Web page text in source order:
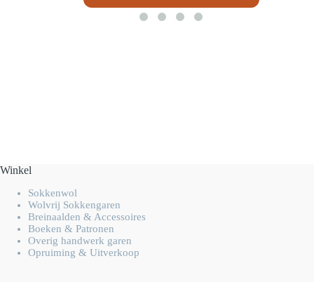
Winkel
Sokkenwol
Wolvrij Sokkengaren
Breinaalden & Accessoires
Boeken & Patronen
Overig handwerk garen
Opruiming & Uitverkoop